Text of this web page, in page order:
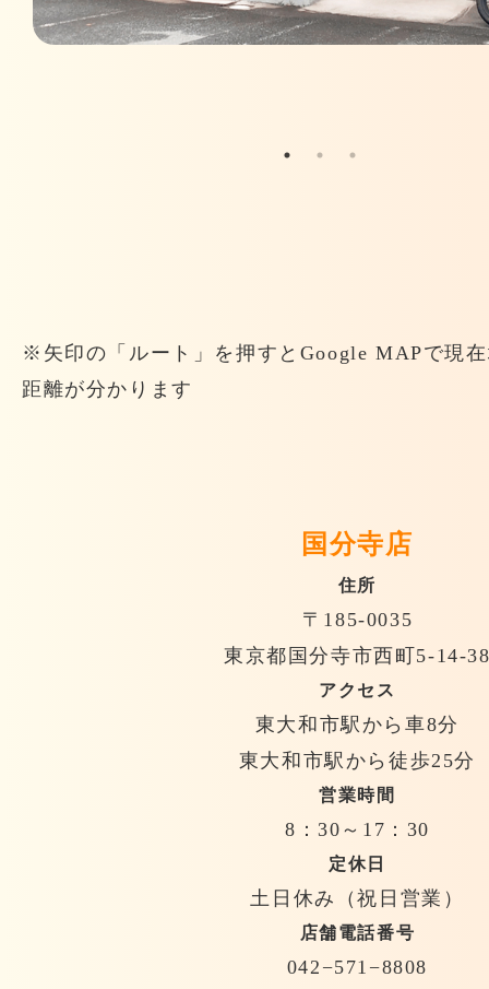
※矢印の「ルート」を押すとGoogle MAPで現
距離が分かります
国分寺店
住所
〒185-0035
東京都国分寺市西町5-14-
アクセス
東大和市駅から車8分
東大和市駅から徒歩25分
営業時間
8：30～17：30
定休日
土日休み（祝日営業）
店舗電話番号
042−571−8808